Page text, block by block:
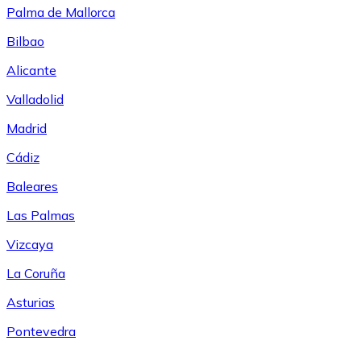
Palma de Mallorca
Bilbao
Alicante
Valladolid
Madrid
Cádiz
Baleares
Las Palmas
Vizcaya
La Coruña
Asturias
Pontevedra